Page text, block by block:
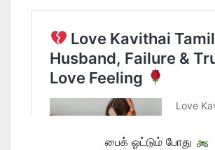
பைக் ஓட்டும் போது